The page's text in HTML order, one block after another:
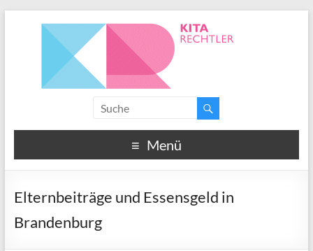
Menü
Elternbeiträge und Essensgeld in
Brandenburg